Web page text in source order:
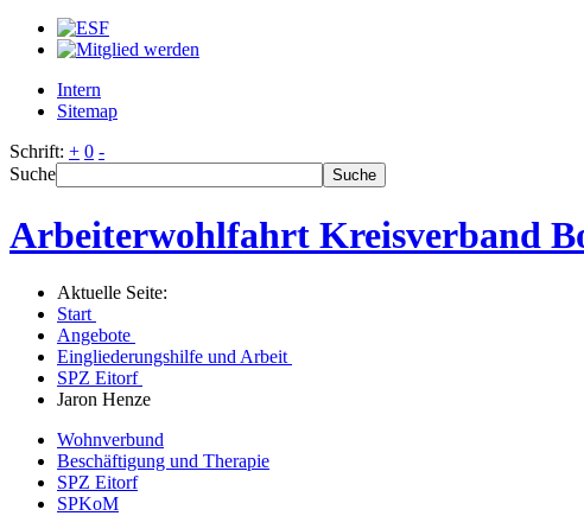
Intern
Sitemap
Schrift: + 0 -
Suche
Suche
Arbeiterwohlfahrt Kreisverband
Aktuelle Seite:
Start
Angebote
Eingliederungshilfe und Arbeit
SPZ Eitorf
Jaron Henze
Wohnverbund
Beschäftigung und Therapie
SPZ Eitorf
SPKoM